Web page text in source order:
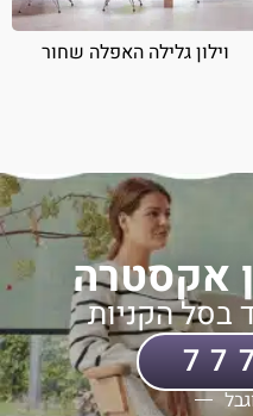
וילון גלילה האפלה שחור
אקסטרה
בסל הקניות